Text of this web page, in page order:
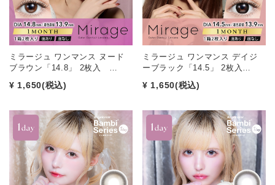
ミラージュ ワンマンス ヌード
ブラウン「14.8」 2枚入 …
¥ 1,650(税込)
ミラージュ ワンマンス デイジ
ーブラック「14.5」 2枚入…
¥ 1,650(税込)